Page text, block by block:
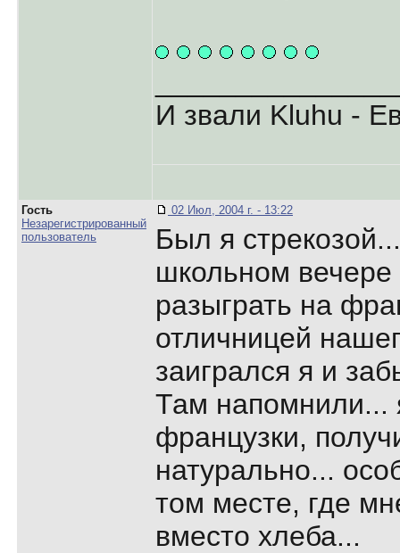
И звали Kluhu -
Гость
Незарегистрированный
пользователь
02 Июл, 2004 г. - 13:22
Был я
школьном
разыграть на
отличницей
заигрался я и
Там напомнили...
французки,
натурально...
том месте, где
вместо хлеба...